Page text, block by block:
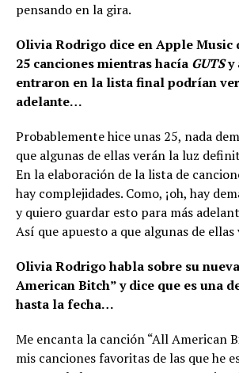
pensando en la gira.
Olivia Rodrigo dice en Apple Music
25 canciones mientras hacía GUTSy
entraron en la lista final podrían
adelante…
Probablemente hice unas 25, nada
que algunas de ellas verán la luz
En la elaboración de la lista de
hay complejidades. Como, ¡oh, hay
y quiero guardar esto para más
Así que apuesto a que algunas de
Olivia Rodrigo habla sobre su
American Bitch” y dice que es una
hasta la fecha…
Me encanta la canción “All American
mis canciones favoritas de las que he